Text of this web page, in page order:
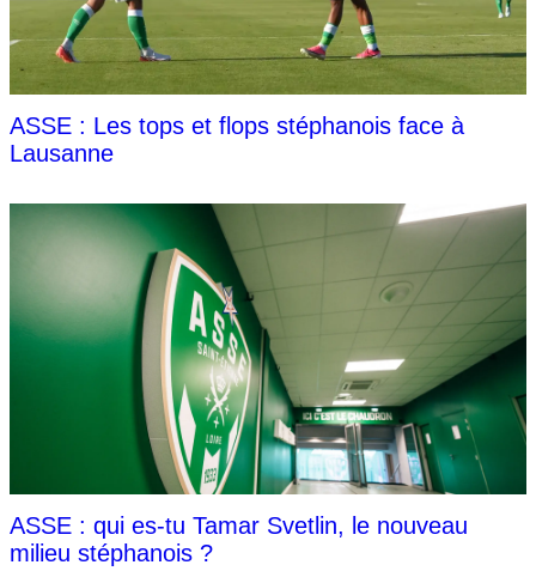
ASSE : Les tops et flops stéphanois face à
Lausanne
ASSE : qui es-tu Tamar Svetlin, le nouveau
milieu stéphanois ?